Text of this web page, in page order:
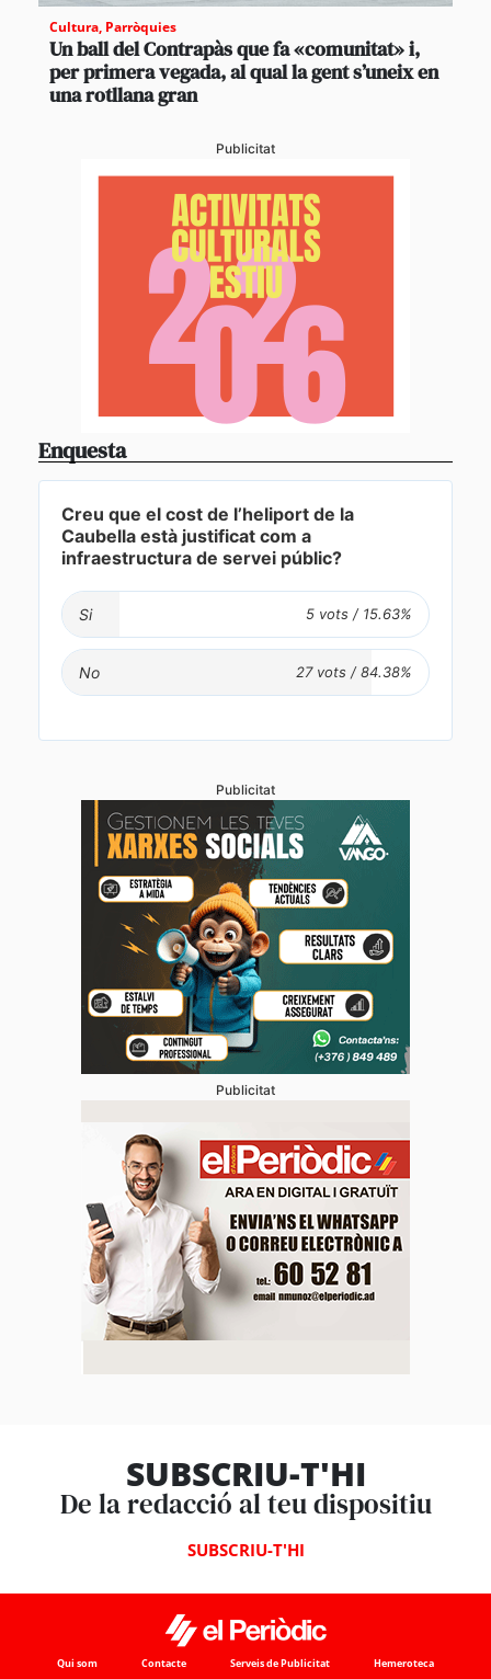
Cultura, Parròquies
Un ball del Contrapàs que fa «comunitat» i,
per primera vegada, al qual la gent s’uneix en
una rotllana gran
Publicitat
Enquesta
Creu que el cost de l’heliport de la
Caubella està justificat com a
infraestructura de servei públic?
Si
No
Publicitat
Publicitat
SUBSCRIU-T'HI
De la redacció al teu dispositiu
SUBSCRIU-T'HI
Qui som Contacte Serveis de Publicitat Hemeroteca